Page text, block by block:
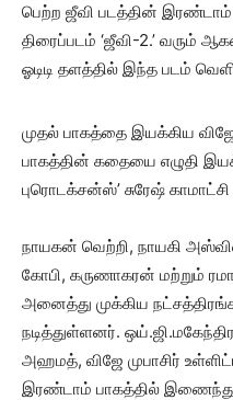
பெற்ற ஜீவி படத்தின் இரண்டாம்
திரைப்படம் ‘ஜீவி-2.’ வரும்
ஓடிடி தளத்தில் இந்த படம்
முதல் பாகத்தை இயக்கிய
பாகத்தின் கதையை எழுதி
புரொடக்சன்ஸ்’ சுரேஷ் காமாட்சி
நாயகன் வெற்றி, நாயகி
கோபி, கருணாகரன் மற்றும்
அனைத்து முக்கிய
நடித்துள்ளனர்.
அஹமத், விஜே முபாசிர்
இரண்டாம் பாகத்தில்